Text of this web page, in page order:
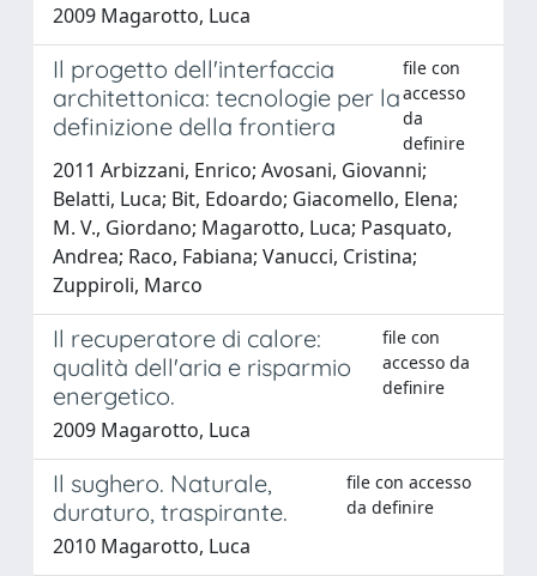
2009 Magarotto, Luca
Il progetto dell'interfaccia
architettonica: tecnologie per la
definizione della frontiera
file con
accesso
da
definire
2011 Arbizzani, Enrico; Avosani, Giovanni;
Belatti, Luca; Bit, Edoardo; Giacomello, Elena;
M. V., Giordano; Magarotto, Luca; Pasquato,
Andrea; Raco, Fabiana; Vanucci, Cristina;
Zuppiroli, Marco
Il recuperatore di calore:
qualità dell'aria e risparmio
energetico.
file con
accesso da
definire
2009 Magarotto, Luca
Il sughero. Naturale,
duraturo, traspirante.
file con accesso
da definire
2010 Magarotto, Luca